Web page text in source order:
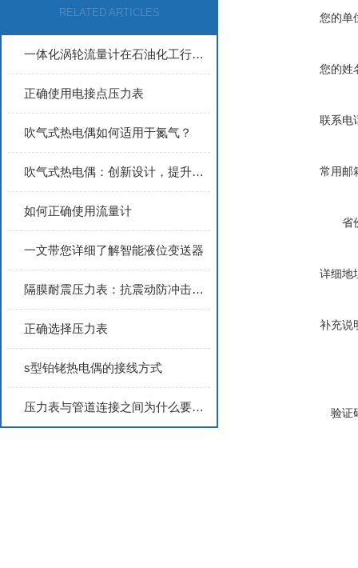
RELATED ARTICLES
一体化涡轮流量计在石油化工行业的应用实践
正确使用电接点压力表
吹气式热电偶如何适用于氮气？
吹气式热电偶：创新设计，提升测温效率
如何正确使用流量计
一文带您详细了解智能液位变送器
隔膜耐震压力表：抗震动防冲击，适配化工介质压力稳定监测
正确选择压力表
s型铂铑热电偶的接线方式
压力表与管道连接之间为什么要弯一个圈?
您的单
您的姓
联系电
常用邮
省
详细地
补充说
验证